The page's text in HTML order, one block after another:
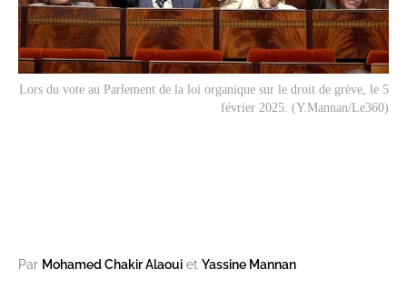
Lors du vote au Parlement de la loi organique sur le droit de grève, le 5
février 2025. (Y.Mannan/Le360)
Par Mohamed Chakir Alaoui et Yassine Mannan